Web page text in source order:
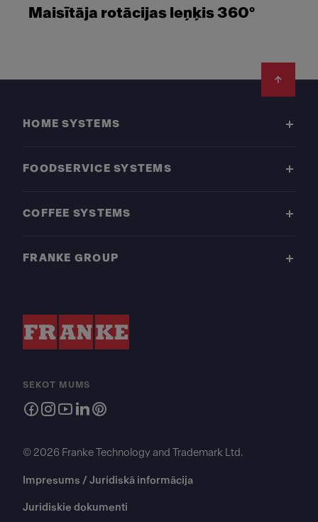
Maisītāja rotācijas leņķis 360°
HOME SYSTEMS
FOODSERVICE SYSTEMS
COFFEE SYSTEMS
FRANKE GROUP
SEKOT MUMS
© 2026 Franke Technology and Trademark Ltd.
Impresums / Juridiskā informācija
Juridiskie dokumenti